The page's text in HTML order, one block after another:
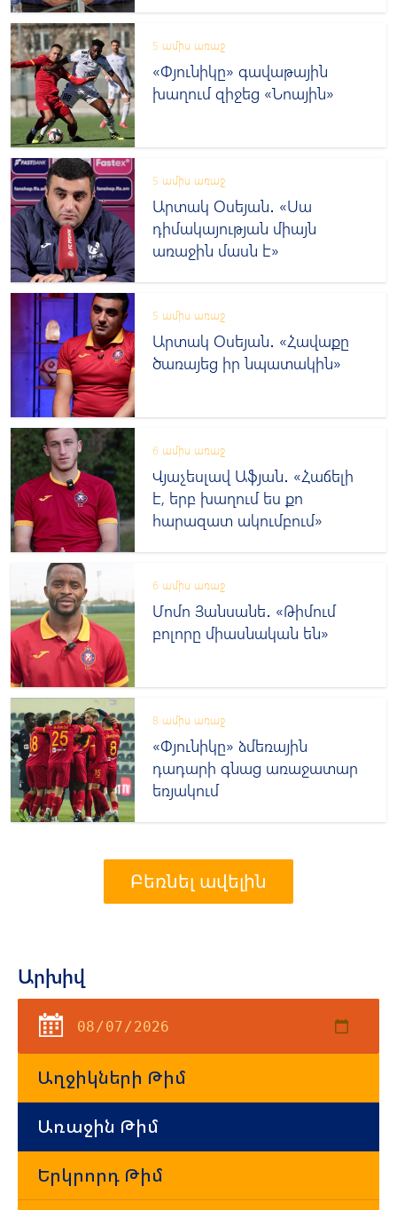
5 ամիս առաջ
«Փյունիկը» գավաթային
խաղում զիջեց «Նոային»
5 ամիս առաջ
Արտակ Օսեյան․ «Սա
դիմակայության միայն
առաջին մասն է»
5 ամիս առաջ
Արտակ Օսեյան․ «Հավաքը
ծառայեց իր նպատակին»
6 ամիս առաջ
Վյաչեսլավ Աֆյան․ «Հաճելի
է, երբ խաղում ես քո
հարազատ ակումբում»
6 ամիս առաջ
Մոմո Յանսանե․ «Թիմում
բոլորը միասնական են»
8 ամիս առաջ
«Փյունիկը» ձմեռային
դադարի գնաց առաջատար
եռյակում
Բեռնել ավելին
Արխիվ
Աղջիկների Թիմ
Առաջին Թիմ
Երկրորդ Թիմ